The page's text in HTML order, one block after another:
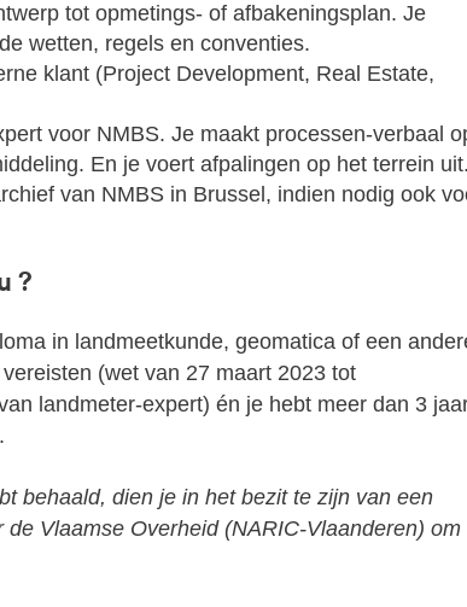
tot opmetings- of afbakeningsplan. Je
wetten, regels en conventies.
klant (Project Development, Real Estate,
voor NMBS. Je maakt processen-verbaal
En je voert afpalingen op het terrein uit.
van NMBS in Brussel, indien nodig ook
?
in landmeetkunde, geomatica of een
(wet van 27 maart 2023 tot
landmeter-expert) én je hebt meer dan 3
behaald, dien je in het bezit te zijn van een
Vlaamse Overheid (NARIC-Vlaanderen) om